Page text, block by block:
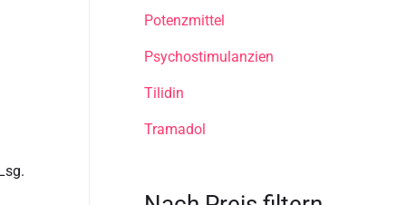
Potenzmittel
Psychostimulanzien
Tilidin
Tramadol